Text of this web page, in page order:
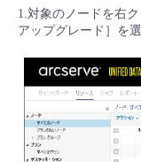
モニタリン
サポート
管理機能
IoT
モニタリン
サポート
クラウド/サ
ネットワー
- 管理機能
■ セットアップ
- 新規お申し込
- バックアップ
- セキュリティ
- データと分析
サービス稼
故障/メンテ
パートナー
1.対象のノードを右
アップグレード］を